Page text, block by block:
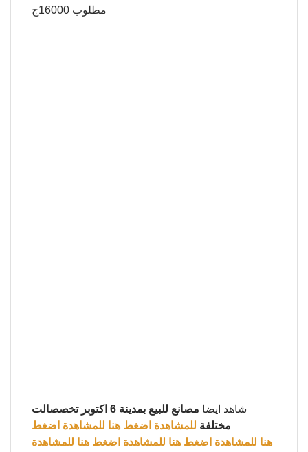
مطلوب 16000ج
شاهد ايضا
مصانع للبيع بمدينة 6 اكتوبر تخصصالت
مختلفة للمشاهدة اضغط هنا للمشاهدة اضغط
هنا للمشاهدة اضغط هنا للمشاهدة اضغط هنا للمشاهدة